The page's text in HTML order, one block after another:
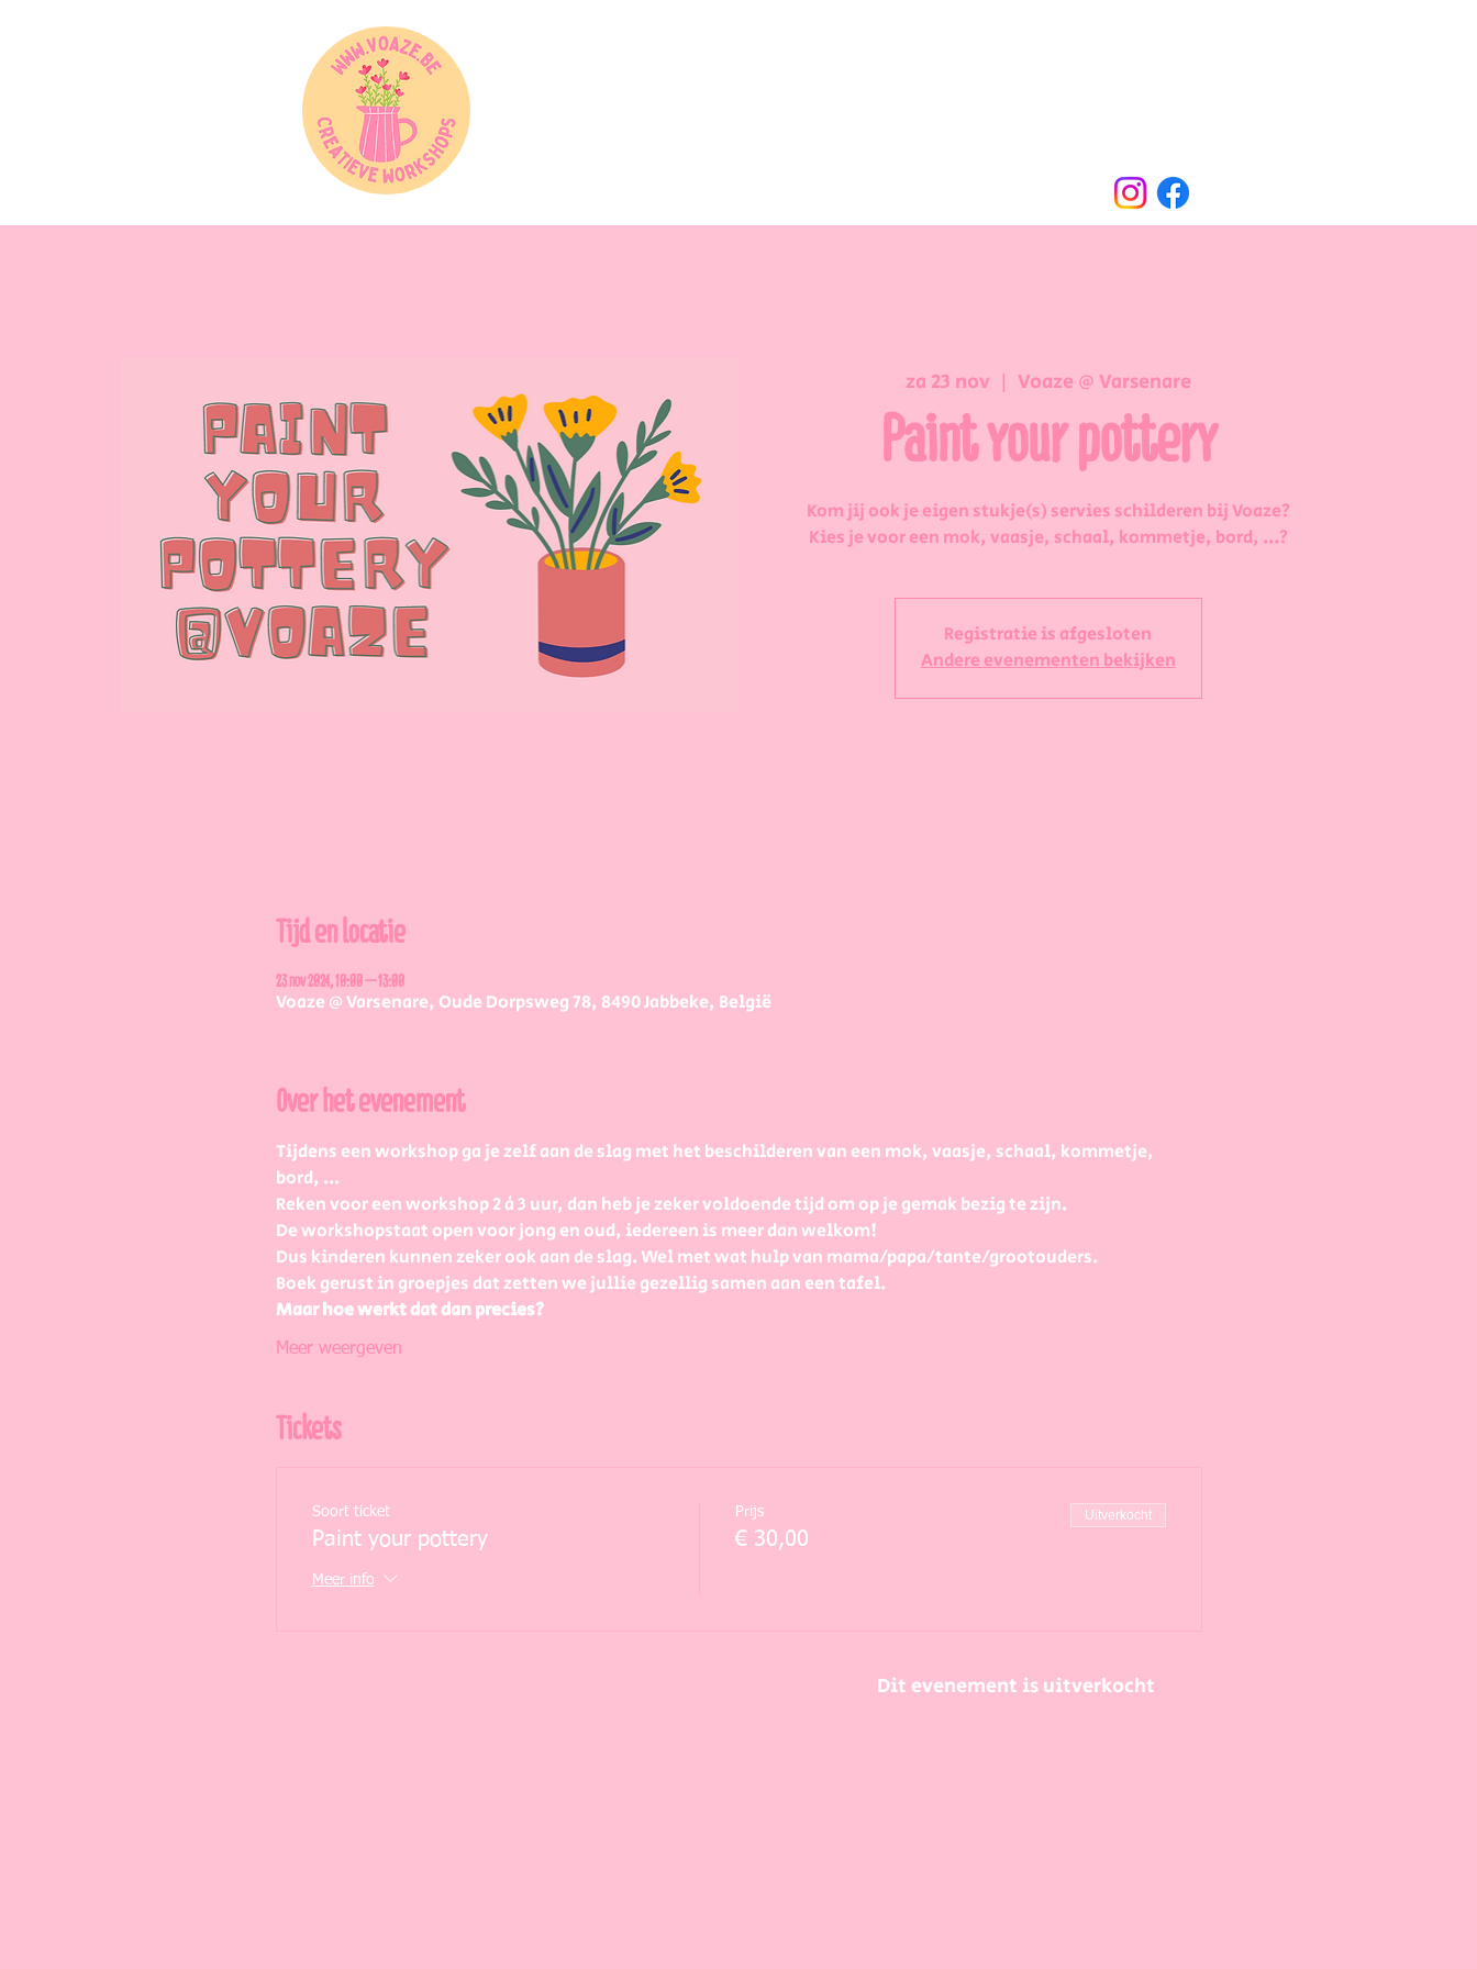
za 23 nov
  |
Voaze @ Varsenare
Paint your pottery
Kom jij ook je eigen stukje(s) servies schilderen bij Voaze?
Kies je voor een mok, vaasje, schaal, kommetje, bord, ...?
Registratie is afgesloten
Andere evenementen bekijken
Tijd en locatie
23 nov 2024, 10:00 – 13:00
Voaze @ Varsenare, Oude Dorpsweg 78, 8490 Jabbeke, België
Over het evenement
Tijdens een workshop ga je zelf aan de slag met het beschilderen van een mok, vaasje, schaal, kommetje,
bord, ...
Reken voor een workshop 2 à 3 uur, dan heb je zeker voldoende tijd om op je gemak bezig te zijn.
De workshopstaat open voor jong en oud, iedereen is meer dan welkom!
Dus kinderen kunnen zeker ook aan de slag. Wel met wat hulp van mama/papa/tante/grootouders.
Boek gerust in groepjes dat zetten we jullie gezellig samen aan een tafel.
Maar hoe werkt dat dan precies?
Meer weergeven
Tickets
Soort ticket
Paint your pottery
Meer info
Prijs
€ 30,00
Uitverkocht
Dit evenement is uitverkocht